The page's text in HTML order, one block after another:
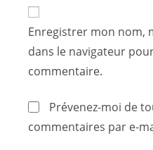
Enregistrer mon nom,
dans le navigateur
commentaire.
Prévenez-moi de
commentaires par e-